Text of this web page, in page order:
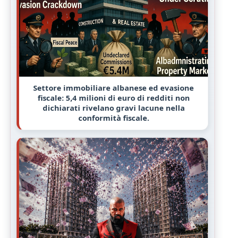
Settore immobiliare albanese ed evasione
fiscale: 5,4 milioni di euro di redditi non
dichiarati rivelano gravi lacune nella
conformità fiscale.